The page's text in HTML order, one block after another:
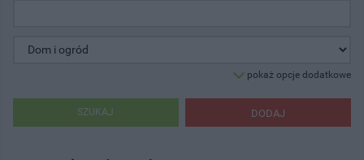
pokaż opcje dodatkowe
DODAJ
SZUKAJ